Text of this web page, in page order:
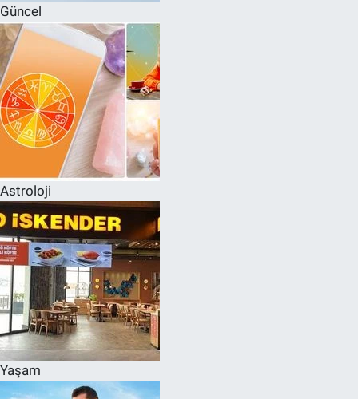
Güncel
Astroloji
Yaşam